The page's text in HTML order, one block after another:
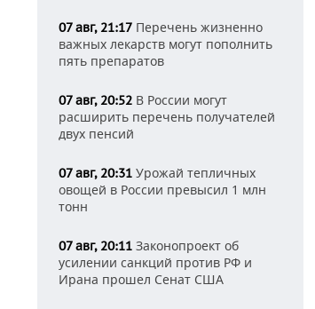
07 авг, 21:17 Перечень жизненно
важных лекарств могут пополнить
пять препаратов
07 авг, 20:52 В России могут
расширить перечень получателей
двух пенсий
07 авг, 20:31 Урожай тепличных
овощей в России превысил 1 млн
тонн
07 авг, 20:11 Законопроект об
усилении санкций против РФ и
Ирана прошел Сенат США